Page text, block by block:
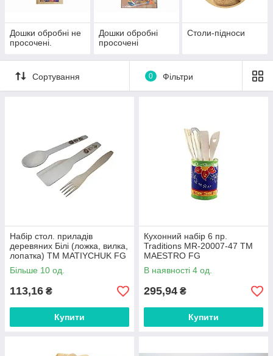
Дошки обробні не
просочені.
Дошки обробні
просочені
Столи-підноси
Сортування 0 Фільтри
Набір стол. приладів
деревяних Білі (ложка, вилка,
лопатка) ТМ MATIYCHUK FG
FG
Більше 10 од.
113,16 ₴
Купити
Кухонний набір 6 пр.
Traditions MR-20007-47 ТМ
MAESTRO FG
В наявності 4 од.
295,94 ₴
Купити